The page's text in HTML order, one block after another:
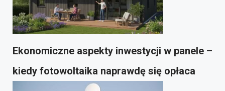
Ekonomiczne aspekty inwestycji w panele –
kiedy fotowoltaika naprawdę się opłaca